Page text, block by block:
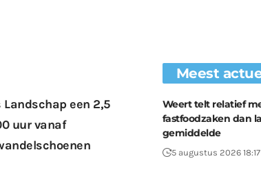
een 2,5
uur vanaf
Meest
Weert telt relatief
fastfoodzaken dan
gemiddelde
5 augustus 2026 18:17